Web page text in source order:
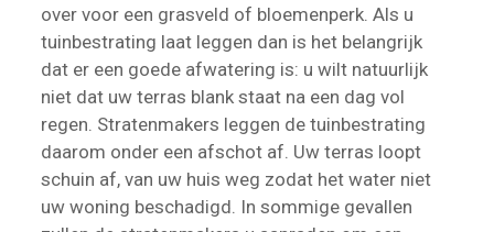
over voor een grasveld of bloemenperk. Als u
tuinbestrating laat leggen dan is het belangrijk
dat er een goede afwatering is: u wilt natuurlijk
niet dat uw terras blank staat na een dag vol
regen. Stratenmakers leggen de tuinbestrating
daarom onder een afschot af. Uw terras loopt
schuin af, van uw huis weg zodat het water niet
uw woning beschadigd. In sommige gevallen